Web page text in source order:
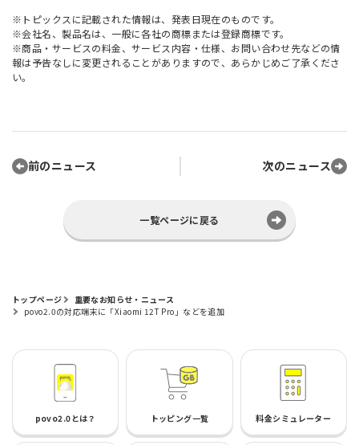
※トピックスに記載された情報は、発表日現在のものです。
※会社名、製品名は、一般に各社の商標または登録商標です。
※商品・サービスの料金、サービス内容・仕様、お問い合わせ先などの情
報は予告なしに変更されることがありますので、あらかじめご了承くださ
い。
前のニュース 次のニュース
一覧ページに戻る
トップページ
重要なお知らせ・ニュース
povo2.0の対応端末に「Xiaomi 12T Pro」などを追加
povo2.0とは？ トッピング一覧 料金シミュレーター